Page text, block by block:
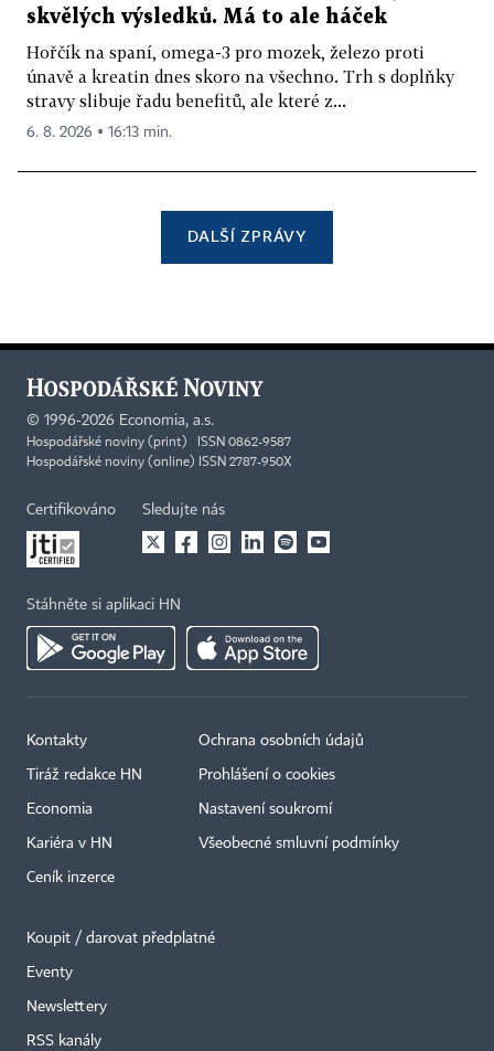
skvělých výsledků. Má to ale háček
Hořčík na spaní, omega-3 pro mozek, železo proti
únavě a kreatin dnes skoro na všechno. Trh s doplňky
stravy slibuje řadu benefitů, ale které z...
6. 8. 2026 ▪ 16:13 min.
DALŠÍ ZPRÁVY
© 1996-2026 Economia, a.s.
Hospodářské noviny (print) ISSN 0862-9587
Hospodářské noviny (online) ISSN 2787-950X
Certifikováno Sledujte nás
Stáhněte si aplikaci HN
Kontakty
Tiráž redakce HN
Economia
Kariéra v HN
Ceník inzerce
Ochrana osobních údajů
Prohlášení o cookies
Nastavení soukromí
Všeobecné smluvní podmínky
Koupit / darovat předplatné
Eventy
Newslettery
RSS kanály